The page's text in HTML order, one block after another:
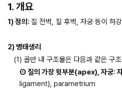
1. 개요
1) 정의: 질 전벽, 질 후벽, 자궁 등이 하
2) 병태생리
(1) 골반 내 구조물은 다음과 같은 구
① 질의 가장 윗부분(apex), 자궁:
ligament), parametrium